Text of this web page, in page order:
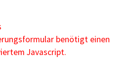
benötigt einen
Javascript.